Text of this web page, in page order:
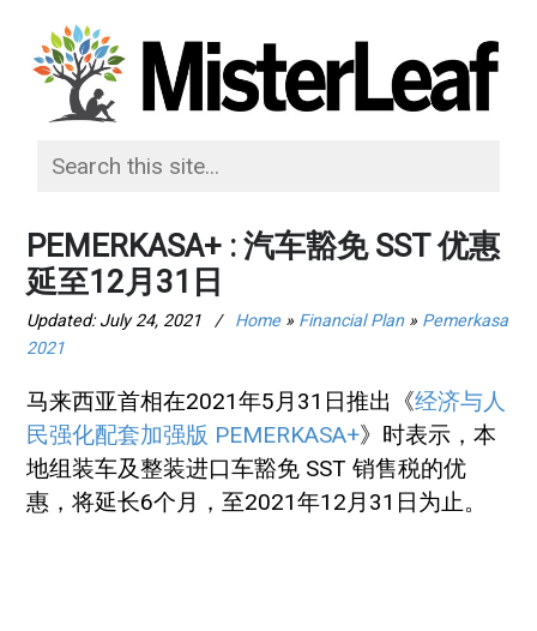
PEMERKASA+ : 汽车豁免 SST 优惠
延至12月31日
Updated: July 24, 2021 / Home» Financial Plan» Pemerkasa
2021
马来西亚首相在2021年5月31日推出《经济与人
民强化配套加强版 PEMERKASA+》时表示，本
地组装车及整装进口车豁免 SST 销售税的优
惠，将延长6个月，至2021年12月31日为止。